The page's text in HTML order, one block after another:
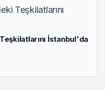
İstanbul'da